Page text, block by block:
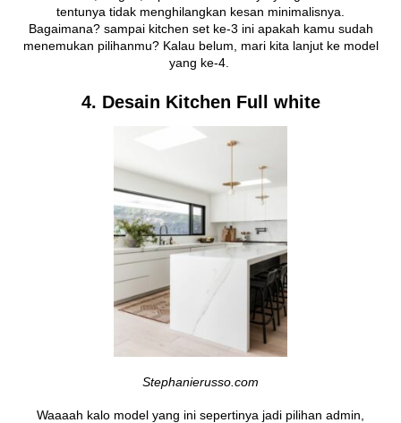
tentunya tidak menghilangkan kesan minimalisnya.
Bagaimana? sampai kitchen set ke-3 ini apakah kamu sudah
menemukan pilihanmu? Kalau belum, mari kita lanjut ke model
yang ke-4.
4. Desain Kitchen Full white
Stephanierusso.com
Waaaah kalo model yang ini sepertinya jadi pilihan admin,